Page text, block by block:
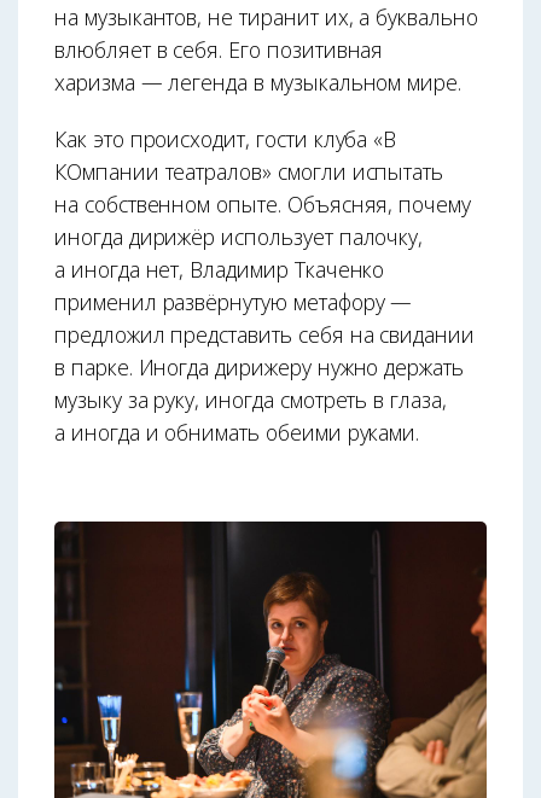
на музыкантов, не тиранит их, а буквально
влюбляет в себя. Его позитивная
харизма — легенда в музыкальном мире.
Как это происходит, гости клуба «В
КОмпании театралов» смогли испытать
на собственном опыте. Объясняя, почему
иногда дирижёр использует палочку,
а иногда нет, Владимир Ткаченко
применил развёрнутую метафору —
предложил представить себя на свидании
в парке. Иногда дирижеру нужно держать
музыку за руку, иногда смотреть в глаза,
а иногда и обнимать обеими руками.